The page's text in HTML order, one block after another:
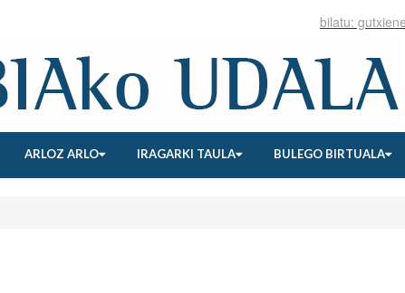
ARLOZ ARLO IRAGARKI TAULA BULEGO BIRTUALA